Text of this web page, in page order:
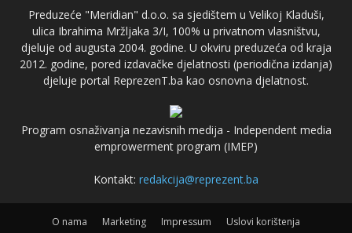
Preduzeće "Meridian" d.o.o. sa sjedištem u Velikoj Kladuši,
ulica Ibrahima Mržljaka 3/I, 100% u privatnom vlasništvu,
djeluje od augusta 2004. godine. U okviru preduzeća od kraja
2012. godine, pored izdavačke djelatnosti (periodična izdanja)
djeluje portal ReprezenT.ba kao osnovna djelatnost.
Program osnaživanja nezavisnih medija - Independent media
emprowerment program (IMEP)
Kontakt: redakcija@reprezent.ba
O nama Marketing Impressum Uslovi korištenja